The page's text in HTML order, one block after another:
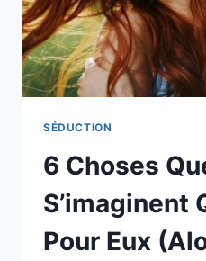
SÉDUCTION
6 Choses
S’imaginent
Pour Eux